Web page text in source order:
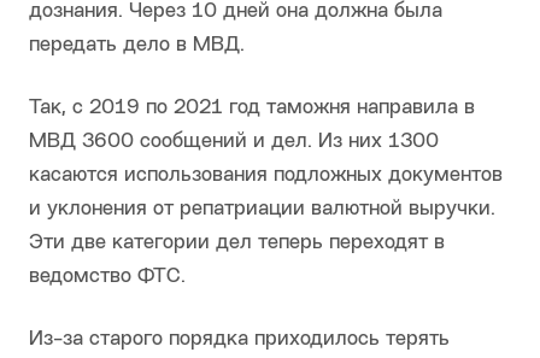
дознания. Через 10 дней она должна была
передать дело в МВД.
Так, с 2019 по 2021 год таможня направила в
МВД 3600 сообщений и дел. Из них 1300
касаются использования подложных документов
и уклонения от репатриации валютной выручки.
Эти две категории дел теперь переходят в
ведомство ФТС.
Из-за старого порядка приходилось терять